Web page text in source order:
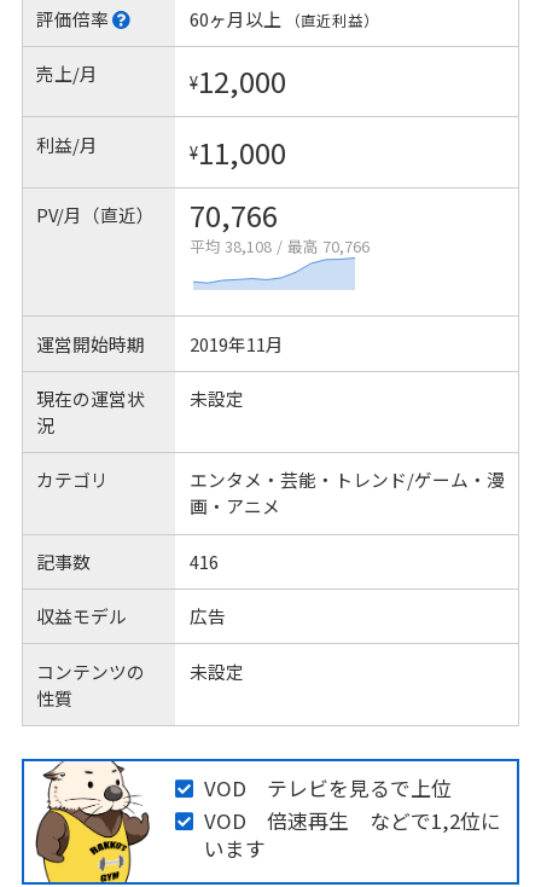
評価倍率 60ヶ月以上 （直近利益）
売上/月 ¥12,000
利益/月 ¥11,000
PV/月（直近） 70,766
平均 38,108 / 最高 70,766
運営開始時期 2019年11月
現在の運営状
況
未設定
カテゴリ
エンタメ・芸能・トレンド/ゲーム・漫
画・アニメ
記事数 416
収益モデル 広告
コンテンツの
性質
未設定
VOD テレビを見るで上位
VOD 倍速再生 などで1,2位に
います